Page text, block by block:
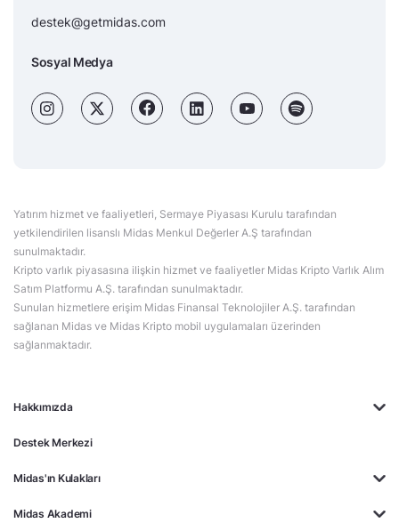
Hakkımızda
Destek Merkezi
Midas'ın Kulakları
Midas Akademi
destek@getmidas.com
Sosyal Medya
Yatırım hizmet ve faaliyetleri, Sermaye Piyasası Kurulu tarafından
yetkilendirilen lisanslı Midas Menkul Değerler A.Ş tarafından
sunulmaktadır.
Kripto varlık piyasasına ilişkin hizmet ve faaliyetler Midas Kripto Varlık Alım
Satım Platformu A.Ş. tarafından sunulmaktadır.
Sunulan hizmetlere erişim Midas Finansal Teknolojiler A.Ş. tarafından
sağlanan Midas ve Midas Kripto mobil uygulamaları üzerinden
sağlanmaktadır.